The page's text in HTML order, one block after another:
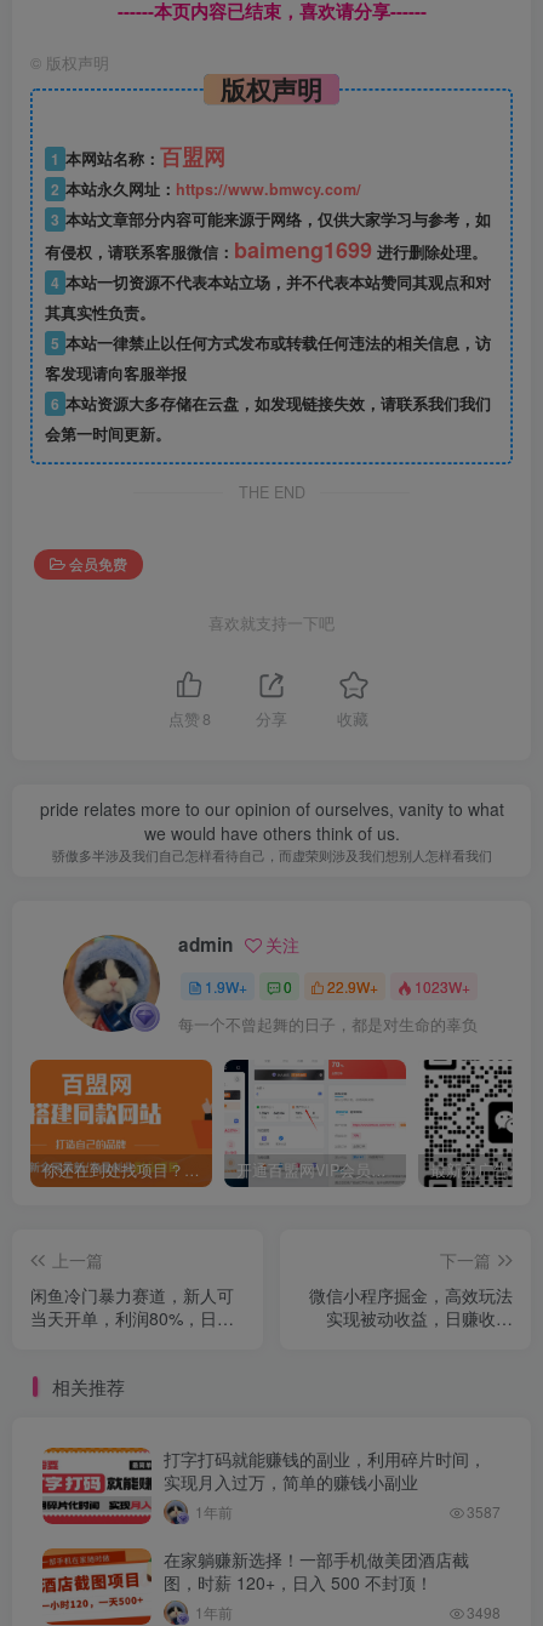
------本页内容已结束，喜欢请分享------
© 版权声明
版权声明
1 本网站名称： 百盟网
2 本站永久网址： https://www.bmwcy.com/
3 本站文章部分内容可能来源于网络，仅供大家学习与参考，如
有侵权，请联系客服微信： baimeng1699 进行删除处理。
4 本站一切资源不代表本站立场，并不代表本站赞同其观点和对
其真实性负责。
5 本站一律禁止以任何方式发布或转载任何违法的相关信息，访
客发现请向客服举报
6 本站资源大多存储在云盘，如发现链接失效，请联系我们我们
会第一时间更新。
THE END
会员免费
喜欢就支持一下吧
点赞 8 分享 收藏
pride relates more to our opinion of ourselves, vanity to what
we would have others think of us.
骄傲多半涉及我们自己怎样看待自己，而虚荣则涉及我们想别人怎样看我们
admin 关注
1.9W+ 0 22.9W+ 1023W+
每一个不曾起舞的日子，都是对生命的辜负
你还在到处找项目？还在当韭菜？我靠卖项目一个月收入5万+，曾经我也是个失败者。 开通百盟网VIP会员，尊享全站资源免费下载，享70%的推广提成！！【限时五折优惠】
上一篇
闲鱼冷门暴力赛道，新人可
当天开单，利润80%，日入
下一篇
微信小程序掘金，高效玩法
实现被动收益，日赚收益
相关推荐
打字打码就能赚钱的副业，利用碎片时间，
实现月入过万，简单的赚钱小副业
1年前 3587
在家躺赚新选择！一部手机做美团酒店截
图，时薪 120+，日入 500 不封顶！
1年前 3498